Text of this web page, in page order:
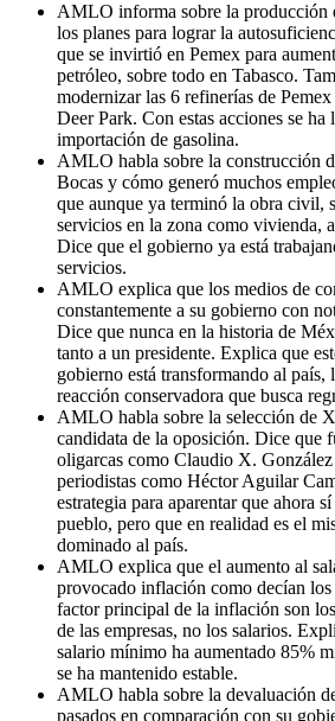
AMLO informa sobre la producción
los planes para lograr la
que se invirtió en Pemex para
petróleo, sobre todo en Tabasco.
modernizar las 6 refinerías de
Deer Park. Con estas acciones se ha
importación de gasolina.
AMLO habla sobre la construcción
Bocas y cómo generó muchos
que aunque ya terminó la obra civil,
servicios en la zona como vivienda,
Dice que el gobierno ya está
servicios.
AMLO explica que los medios de
constantemente a su gobierno con
Dice que nunca en la historia de
tanto a un presidente. Explica que
gobierno está transformando al país,
reacción conservadora que busca
AMLO habla sobre la selección de
candidata de la oposición. Dice que
oligarcas como Claudio X.
periodistas como Héctor Aguilar
estrategia para aparentar que ahora
pueblo, pero que en realidad es el
dominado al país.
AMLO explica que el aumento al
provocado inflación como decían
factor principal de la inflación son
de las empresas, no los salarios.
salario mínimo ha aumentado 85%
se ha mantenido estable.
AMLO habla sobre la devaluación
pasados en comparación con su